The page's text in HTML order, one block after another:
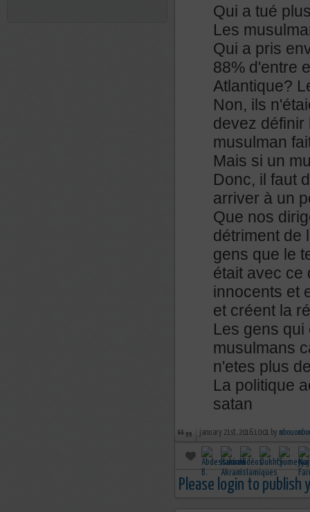
Qui a tué
Les
Qui a pris
88% d'entre
Atlantique?
Non, ils
devez définir
musulman
Mais si un
Donc, il faut
arriver à un
Que nos
détriment de
gens que le
était avec ce
innocents et
et créent la
Les gens
musulmans
n'etes plus
La politique
satan
january 21st, 2016 10:01 by
Please login to publish